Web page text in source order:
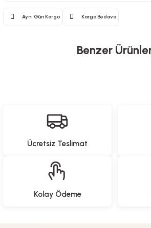
Aynı Gün Kargo Kargo Bedava
Benzer
ARGESTA TERLİK AKSESUARLARI-MACERA
Ücretsiz Teslimat
Kolay Ödeme